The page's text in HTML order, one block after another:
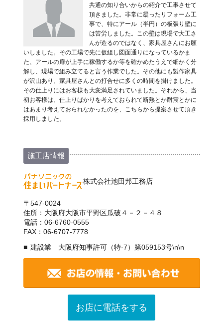
共通の知り合いからの紹介で工事させて
頂きました。非常に凝ったリフォーム工
事で、特にアール（半円）の板張り壁に
は苦労しました。この壁は現場で大工さ
んが造るのではなく、家具屋さんにお願
いしました。その工場で先に仮組し図面通りになっているかま
た、アールの扉が上手に稼働するか等を確かめたうえで細かく分
解し、現場で組み立てると言う作業でした。その他にも製作家具
が沢山あり、家具屋さんとの打合せに多くの時間を掛けました。
その仕上りにはお客様も大変満足されていました。それから、当
初お客様は、仕上りばかりを考えておられて断熱とか耐震とかに
はあまり考えておられなかったのを、こちらから提案させて頂き
採用しました。
施工店情報
株式会社池田邦工務店
〒547-0024
住所：大阪府大阪市平野区瓜破４－２－４８
電話：06-6760-0555
FAX：06-6707-7778
建設業 大阪府知事許可（特-7）第059153号\n\n
お店に電話をする